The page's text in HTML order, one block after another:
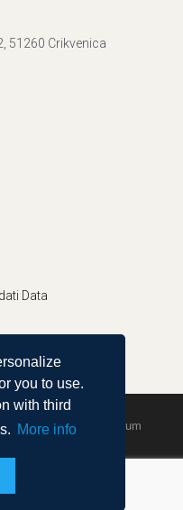
you to use.
with third
More info
51260 Crikvenica
Data
| Powered by Agendum